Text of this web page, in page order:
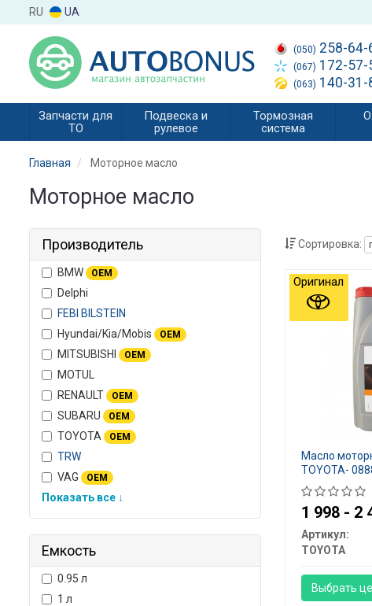
RU UA
(050) 258-
(067) 172-57-
(063) 140-31-
Запчасти для
ТО
Подвеска и
рулевое
Тормозная
система
Главная Моторное масло
Моторное масло
Производитель
BMW OEM
Delphi
FEBI BILSTEIN
Hyundai/Kia/Mobis
OEM
MITSUBISHI OEM
MOTUL
RENAULT
OEM
SUBARU OEM
TOYOTA OEM
TRW
VAG
OEM
Показать все ↓
Емкость
0.95 л
1 л
Сортировка:
Масло
TOYOTA-
1 998 - 2
Артикул:
TOYOTA
Выбрать
Оригинал